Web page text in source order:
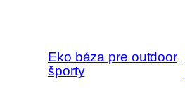
Eko báza pre outdoor
športy